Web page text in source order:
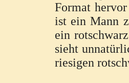
Format
ist ein Mann
ein
sieht
riesigen